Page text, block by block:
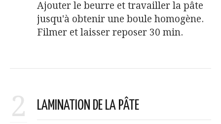
Ajouter le beurre et travailler la pâte
jusqu'à obtenir une boule homogène.
Filmer et laisser reposer 30 min.
2 LAMINATION DE LA PÂTE